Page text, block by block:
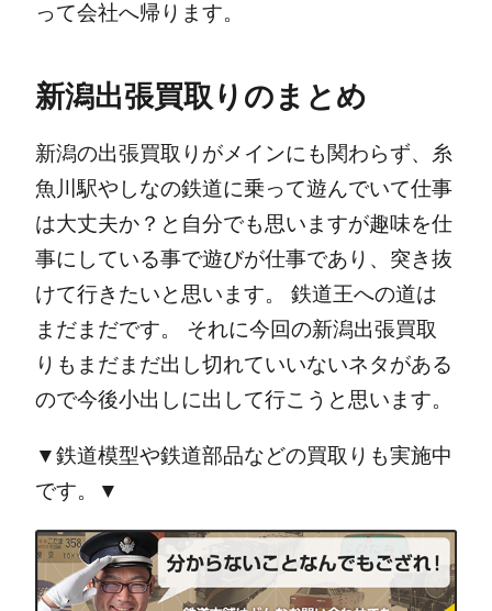
って会社へ帰ります。
新潟出張買取りのまとめ
新潟の出張買取りがメインにも関わらず、糸
魚川駅やしなの鉄道に乗って遊んでいて仕事
は大丈夫か？と自分でも思いますが趣味を仕
事にしている事で遊びが仕事であり、突き抜
けて行きたいと思います。
鉄道王への道は
まだまだです。
それに今回の新潟出張買取
りもまだまだ出し切れていいないネタがある
ので今後小出しに出して行こうと思います。
▼鉄道模型や鉄道部品などの買取りも実施中
です。▼